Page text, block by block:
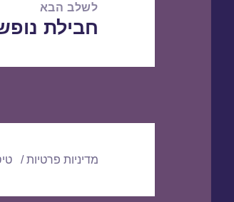
לשלב הבא
הפוסט
חבילת נופש
מדיניות פרטיות